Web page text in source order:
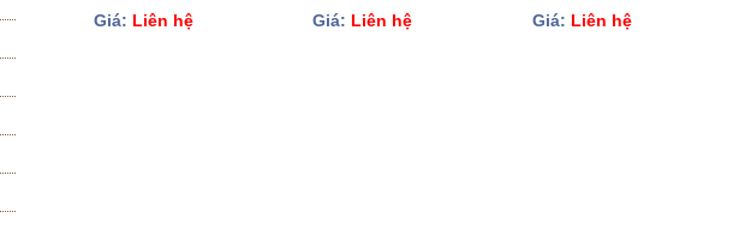
Giá: Liên hệ Giá: Liên hệ Giá: Liên hệ